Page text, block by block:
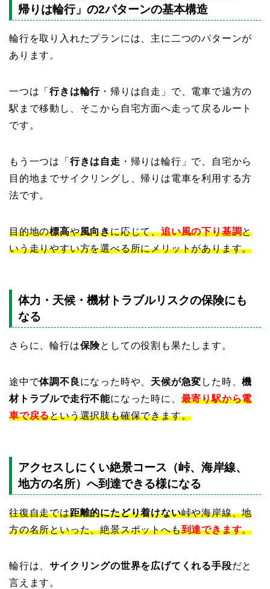
帰りは輪行」の2パターンの基本構造
輪行を取り入れたプランには、主に二つのパターンが
あります。
一つは「行きは輪行 ・帰りは自走」で、電車で遠方の
駅まで移動し、そこから自宅方面へ走って戻るルート
です。
もう一つは「 行きは自走 ・帰りは輪行」で、自宅から
目的地までサイクリングし、帰りは電車を利用する方
法です。
目的地の標高や風向きに応じて、追い風の下り基調と
いう走りやすい方を選べる所にメリットがあります。
体力・天候・機材トラブルリスクの保険にも
なる
さらに、輪行は保険としての役割も果たします。
途中で体調不良 になった時や、 天候が急変 した時、機
材トラブルで走行不能になった時に、 最寄り駅から電
車で戻るという選択肢も確保できます。
アクセスしにくい絶景コース（峠、海岸線、
地方の名所）へ到達できる様になる
往復自走では距離的にたどり着けない峠や海岸線、地
方の名所といった、絶景スポットへも到達できます。
輪行は、サイクリングの世界を広げてくれる手段だと
言えます。